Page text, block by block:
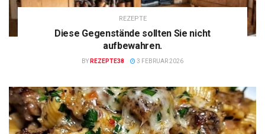
REZEPTE
Diese Gegenstände sollten Sie nicht
aufbewahren.
BY REZEPTE38 3 FEBRUAR 2026